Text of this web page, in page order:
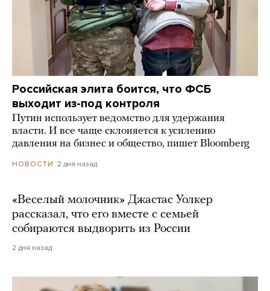
Российская элита боится, что ФСБ
выходит из-под контроля
Путин использует ведомство для удержания
власти. И все чаще склоняется к усилению
давления на бизнес и общество, пишет Bloomberg
НОВОСТИ 2 дня назад
«Веселый молочник» Джастас Уолкер
рассказал, что его вместе с семьей
собираются выдворить из России
2 дня назад